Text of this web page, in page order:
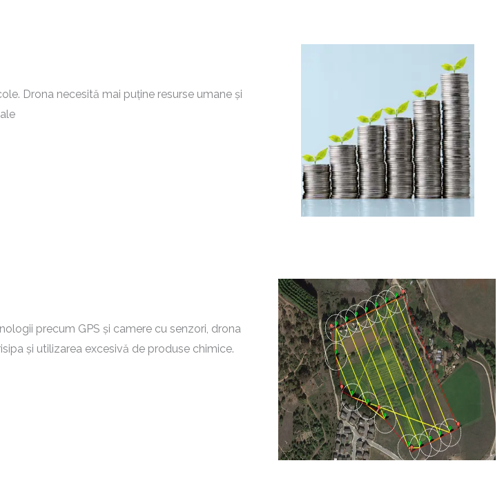
Drona necesită mai puține resurse umane și
precum GPS și camere cu senzori, drona
și utilizarea excesivă de produse chimice.